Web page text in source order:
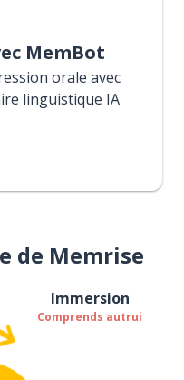
MemBot
orale avec
linguistique IA
de Memrise
Immersion
Comprends autrui